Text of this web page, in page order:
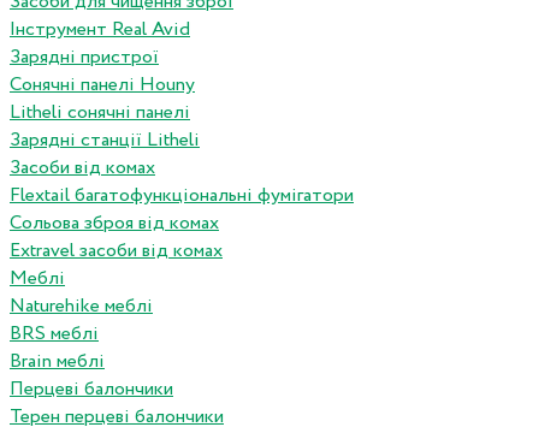
Інструмент Real Avid
Зарядні пристрої
Сонячні панелі Houny
Litheli сонячні панелі
Зарядні станції Litheli
Засоби від комах
Flextail багатофункціональні фумігатори
Сольова зброя від комах
Extravel засоби від комах
Меблі
Naturehike меблі
BRS меблі
Brain меблі
Перцеві балончики
Терен перцеві балончики